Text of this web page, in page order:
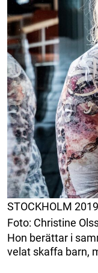
STOCKHOLM
Foto: Christine
Hon berättar i
velat skaffa barn,